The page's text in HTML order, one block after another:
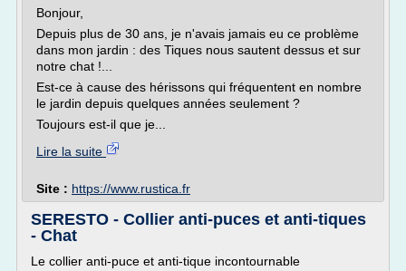
Bonjour,
Depuis plus de 30 ans, je n'avais jamais eu ce problème
dans mon jardin : des Tiques nous sautent dessus et sur
notre chat !...
Est-ce à cause des hérissons qui fréquentent en nombre
le jardin depuis quelques années seulement ?
Toujours est-il que je...
Lire la suite
Site : https://www.rustica.fr
SERESTO - Collier anti-puces et anti-tiques
- Chat
Le collier anti-puce et anti-tique incontournable